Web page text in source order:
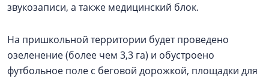
звукозаписи, а также медицинский блок.
На пришкольной территории будет проведено
озеленение (более чем 3,3 га) и обустроено
футбольное поле с беговой дорожкой, площадки для